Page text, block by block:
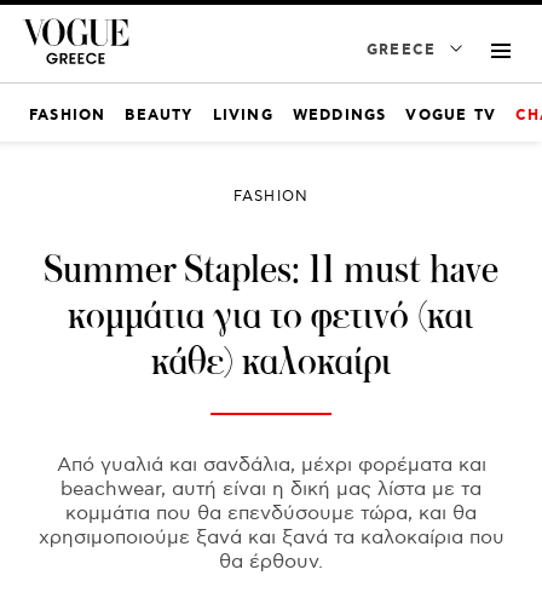
GREECE
FASHION BEAUTY LIVING WEDDINGS VOGUE TV
FASHION
Summer Staples: 11 must have
κομμάτια για το φετινό (και
κάθε) καλοκαίρι
Από γυαλιά και σανδάλια, μέχρι φορέματα και
beachwear, αυτή είναι η δική μας λίστα με τα
κομμάτια που θα επενδύσουμε τώρα, και θα
χρησιμοποιούμε ξανά και ξανά τα καλοκαίρια που
θα έρθουν.